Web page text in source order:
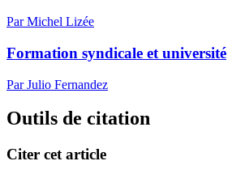
Par Michel Lizée
Formation syndicale et université
Par Julio Fernandez
Outils de citation
Citer cet article